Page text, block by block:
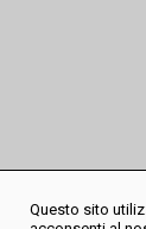
Questo sito